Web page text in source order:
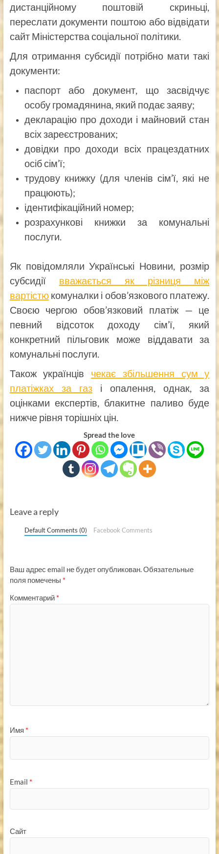
дистанційному поштовій скриньці,
переслати документи поштою або відвідати
сайт Міністерства соціальної політики.
Для отримання субсидії потрібно мати такі
документи:
паспорт або документ, що засвідчує
особу громадянина, який подає заяву;
декларацію про доходи і майновий стан
всіх зареєстрованих;
довідки про доходи всіх працездатних
осіб сім’ї;
трудову книжку (для членів сім’ї, які не
працюють);
ідентифікаційний номер;
розрахункові книжки за комунальні
послуги.
Як повідомляли Українські Новини, розмір
субсидії вважається як різниця між
вартістюкомуналки і обов’язкового платежу.
Своєю чергою обов’язковий платіж — це
певний відсоток доходу сім’ї, який
конкретний пільговик може віддавати за
комунальні послуги.
Також українців чекає збільшення сум у
платіжках за газі опалення, однак, за
оцінками експертів, блакитне паливо буде
нижче рівня торішніх цін.
Spread the love
Leave a reply
Default Comments (0) Facebook Comments
Ваш адрес email не будет опубликован.Обязательные
поля помечены *
Комментарий *
Имя *
Email *
Сайт